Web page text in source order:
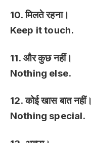
10. मिलते रहना।
Keep it touch.
11. और कुछ नहीं।
Nothing else.
12. कोई खास बात नहीं।
Nothing special.